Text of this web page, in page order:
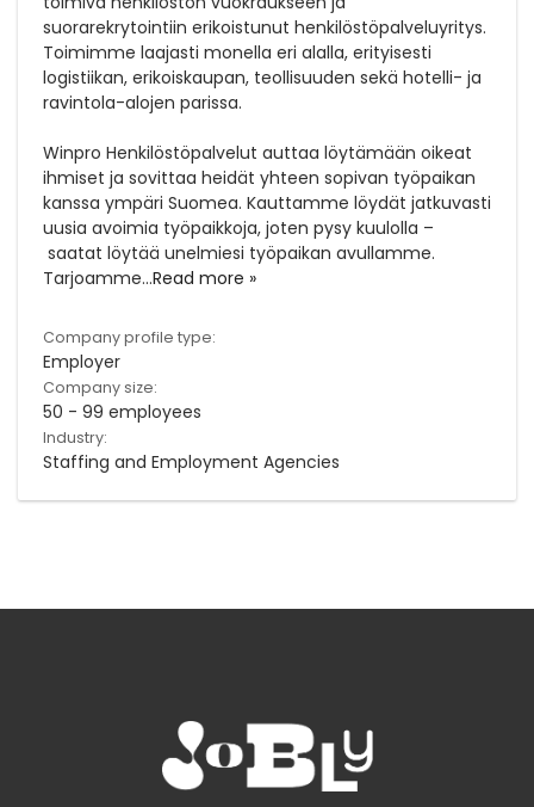
suorarekrytointiin erikoistunut henkilöstöpalveluyritys.
Toimimme laajasti monella eri alalla, erityisesti
logistiikan, erikoiskaupan, teollisuuden sekä hotelli- ja
ravintola-alojen parissa.
Winpro Henkilöstöpalvelut auttaa löytämään oikeat
ihmiset ja sovittaa heidät yhteen sopivan työpaikan
kanssa ympäri Suomea. Kauttamme löydät jatkuvasti
uusia avoimia työpaikkoja, joten pysy kuulolla –
saatat löytää unelmiesi työpaikan avullamme.
Tarjoamme...Read more »
Company profile type:
Employer
Company size:
50 - 99 employees
Industry:
Staffing and Employment Agencies